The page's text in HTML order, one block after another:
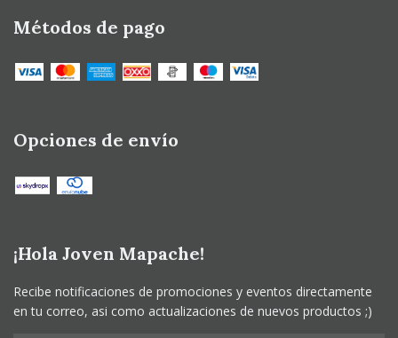
Métodos de pago
Opciones de envío
¡Hola Joven Mapache!
Recibe notificaciones de promociones y eventos directamente
en tu correo, asi como actualizaciones de nuevos productos ;)